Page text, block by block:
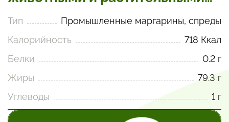
жирами
Тип
Промышленные маргарины, спреды
Калорийность
718 Ккал
Белки
0.2 г
Жиры
79.3 г
Углеводы
1 г